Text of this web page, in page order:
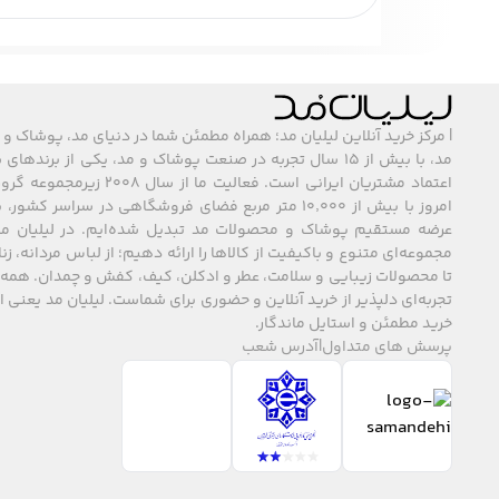
راحتی و عدم آسیب به موها می‌شود.
هدبند و تور موی زنانه
هدبندها و تورهای موی زنانه گزینه‌ای
مناسب باشند و موها را به صورت زیبا نگه
و زنانه به ظاهر می‌بخشند.
کلیپس و سنجاق سر
کلیپس‌ها و سنجاق‌های موی زنانه مناسب
کلیپس‌های فلزی، پلاستیکی و تزئینی هستند
متریال و جنس اکسسوری موی زنانه
اکسسوری موی زنانه از مواد مختلفی تولید
| مرکز خرید آنلاین لیلیان مد؛ همراه مطمئن شما در دنیای مد، پوشاک
مد، با بیش از ۱۵ سال تجربه در صنعت پوشاک و مد، یکی از
اعتماد مشتریان ایرانی است.
امروز با بیش از ۱۰٬۰۰۰ متر مربع فضای فروشگاهی در
عرضه مستقیم پوشاک و محصولات مد تبدیل شده‌ایم. در لیلیان
مجموعه‌ای متنوع و باکیفیت از کالاها را ارائه دهیم؛ از لباس مردانه،
تا محصولات زیبایی و سلامت، عطر و ادکلن، کیف، کفش و چمدان.
تجربه‌ای دلپذیر از خرید آنلاین و حضوری برای شماست. لیلیان مد
خرید مطمئن و استایل ماندگار.
پرسش های متداول|آدرس شعب